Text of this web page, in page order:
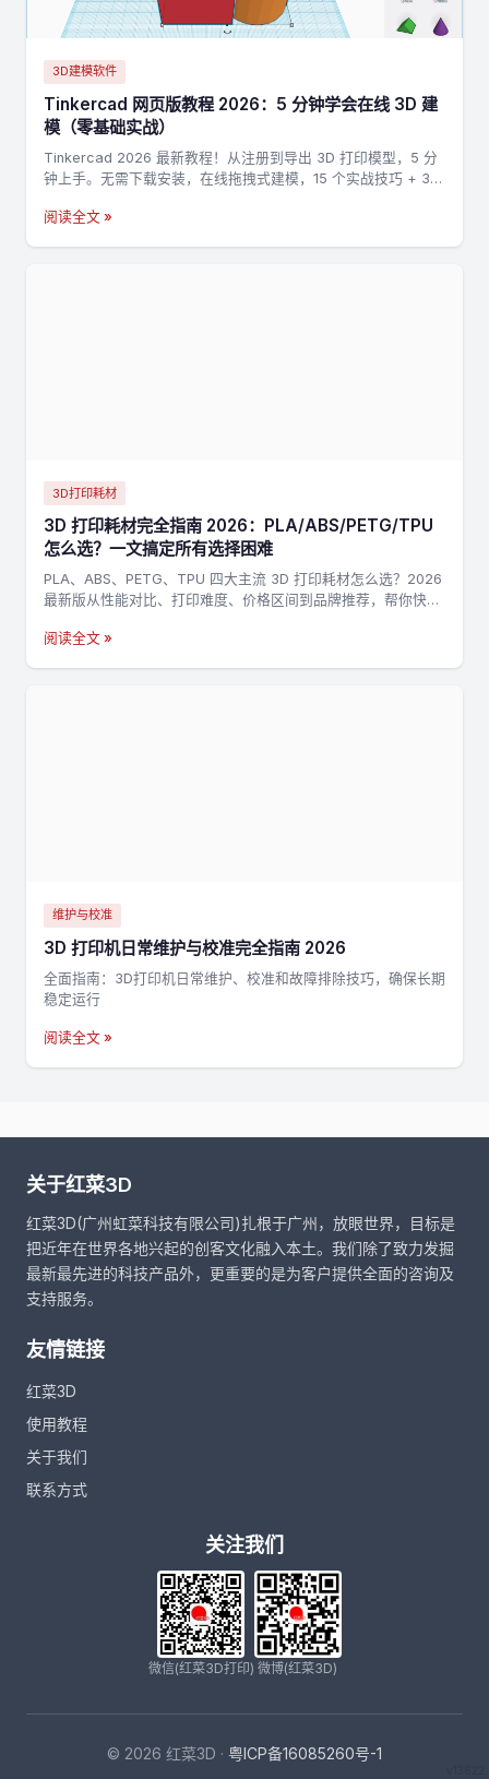
3D建模软件
Tinkercad 网页版教程 2026：5 分钟学会在线 3D 建
模（零基础实战）
Tinkercad 2026 最新教程！从注册到导出 3D 打印模型，5 分
钟上手。无需下载安装，在线拖拽式建模，15 个实战技巧 + 3
阅读全文 »
3D打印耗材
3D 打印耗材完全指南 2026：PLA/ABS/PETG/TPU
怎么选？一文搞定所有选择困难
PLA、ABS、PETG、TPU 四大主流 3D 打印耗材怎么选？2026
最新版从性能对比、打印难度、价格区间到品牌推荐，帮你快速
阅读全文 »
维护与校准
3D 打印机日常维护与校准完全指南 2026
全面指南：3D打印机日常维护、校准和故障排除技巧，确保长期
稳定运行
阅读全文 »
关于红菜3D
红菜3D(广州虹菜科技有限公司)扎根于广州，放眼世界，目标是
把近年在世界各地兴起的创客文化融入本土。我们除了致力发掘
最新最先进的科技产品外，更重要的是为客户提供全面的咨询及
支持服务。
友情链接
红菜3D
使用教程
关于我们
联系方式
关注我们
微信(红菜3D打印) 微博(红菜3D)
© 2026 红菜3D · 粤ICP备16085260号-1